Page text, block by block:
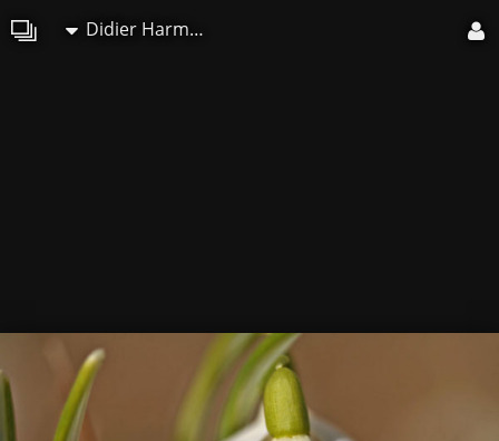
Didier Harmant